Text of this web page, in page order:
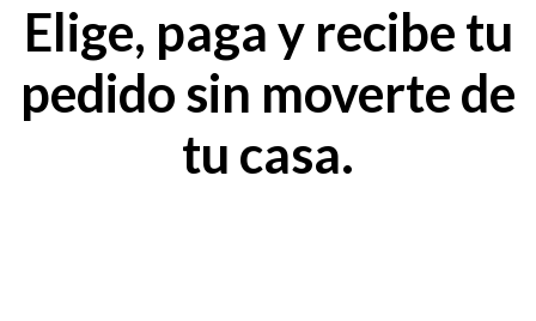
Elige, paga y recibe tu
pedido sin moverte de
tu casa.